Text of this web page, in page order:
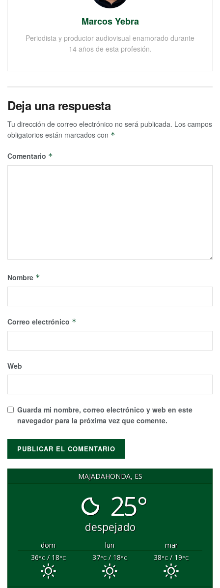
Marcos Yebra
Periodista y productor audiovisual enamorado durante
14 años de esta profesión.
Deja una respuesta
Tu dirección de correo electrónico no será publicada. Los campos
obligatorios están marcados con *
Comentario *
Nombre *
Correo electrónico *
Web
Guarda mi nombre, correo electrónico y web en este
navegador para la próxima vez que comente.
MAJADAHONDA, ES
25°
despejado
dom lun
mar
36°C/ 18°C 37°C/ 18°C 38°C/ 19°C